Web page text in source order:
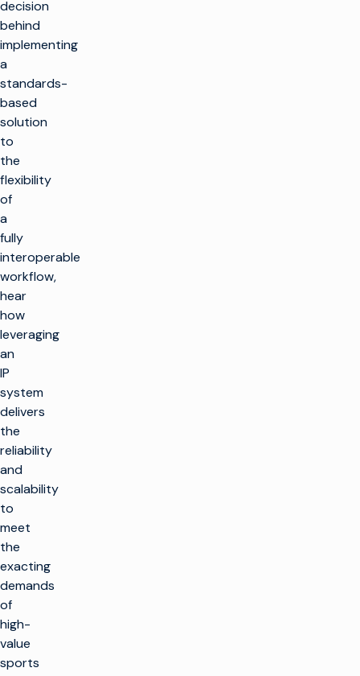
decision
behind
implementing
a
standards-
based
solution
to
the
flexibility
of
a
fully
interoperable
workflow,
hear
how
leveraging
an
IP
system
delivers
the
reliability
and
scalability
to
meet
the
exacting
demands
of
high-
value
sports